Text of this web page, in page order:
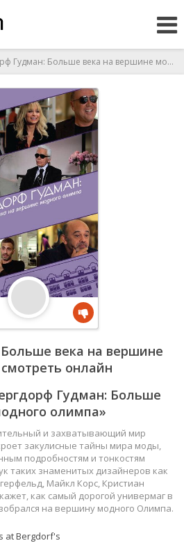
Гудман: Больше века на вершине модного олимпа
века на вершине
онлайн
Гудман: Больше
олимпа»
и захватывающий мир
закулисные тайны мира моды,
подробностям и тонкостям
таких знаменитых дизайнеров как
Майкл Корс, Кристиан
как самый дорогой универмаг в
на вершину модного Олимпа.
at Bergdorf's